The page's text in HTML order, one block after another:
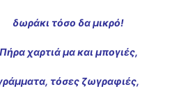
δωράκι τόσο δα μικρό!
Πήρα χαρτιά μα και μπογιές,
τόσες ζωγραφιές,